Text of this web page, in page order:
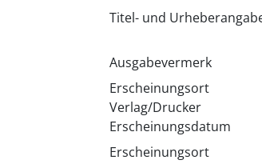
Titel- und
Ausgabevermerk
Erscheinungsort
Verlag/Drucker
Erscheinungsdatum
Erscheinungsort